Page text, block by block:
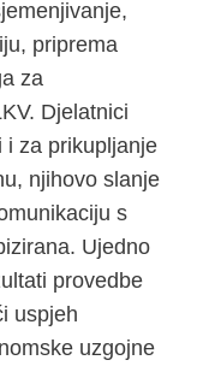
priprema
za
Djelatnici
i za prikupljanje
njihovo slanje
s
Ujedno
provedbe
uspjeh
uzgojne